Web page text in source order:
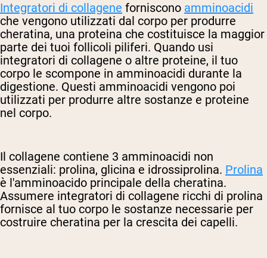
Integratori di collagene forniscono amminoacidi
che vengono utilizzati dal corpo per produrre
cheratina, una proteina che costituisce la maggior
parte dei tuoi follicoli piliferi. Quando usi
integratori di collagene o altre proteine, il tuo
corpo le scompone in amminoacidi durante la
digestione. Questi amminoacidi vengono poi
utilizzati per produrre altre sostanze e proteine
nel corpo.
Il collagene contiene 3 amminoacidi non
essenziali: prolina, glicina e idrossiprolina. Prolina
è l'amminoacido principale della cheratina.
Assumere integratori di collagene ricchi di prolina
fornisce al tuo corpo le sostanze necessarie per
costruire cheratina per la crescita dei capelli.